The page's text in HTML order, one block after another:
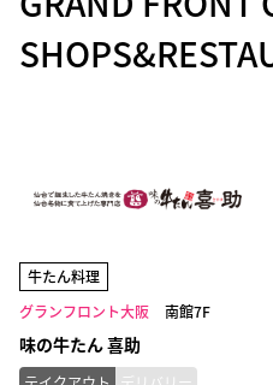
牛たん料理
グランフロント大阪
南館7F
味の牛たん 喜助